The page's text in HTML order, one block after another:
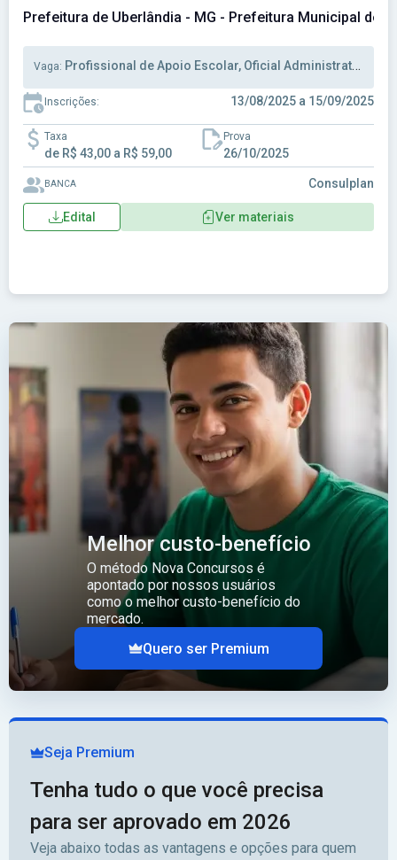
Prefeitura de Uberlândia - MG - Prefeitura Municipal de
Vaga: Profissional de Apoio Escolar, Oficial Administrativo, Agente Trânsito
Inscrições: 13/08/2025 a 15/09/2025
Taxa
de R$ 43,00 a R$ 59,00
Prova
26/10/2025
BANCA Consulplan
Edital Ver materiais
Melhor custo-benefício
O método Nova Concursos é
apontado por nossos usuários
como o melhor custo-benefício do
mercado.
Quero ser Premium
Seja Premium
Tenha tudo o que você precisa
para ser aprovado em 2026
Veja abaixo todas as vantagens e opções para quem